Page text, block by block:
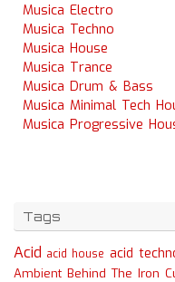
Musica Electro
Musica Techno
Musica House
Musica Trance
Musica Drum & Bass
Musica Minimal Tech
Musica Progressive
Tags
Acid acid house acid
Ambient Behind The Iron